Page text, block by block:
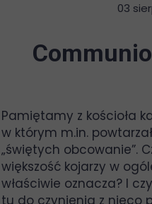
03
Pamiętamy z kościoła
w którym m.in.
„świętych obcowanie”.
większość kojarzy w
właściwie oznacza? I
tu do czynienia z nieco